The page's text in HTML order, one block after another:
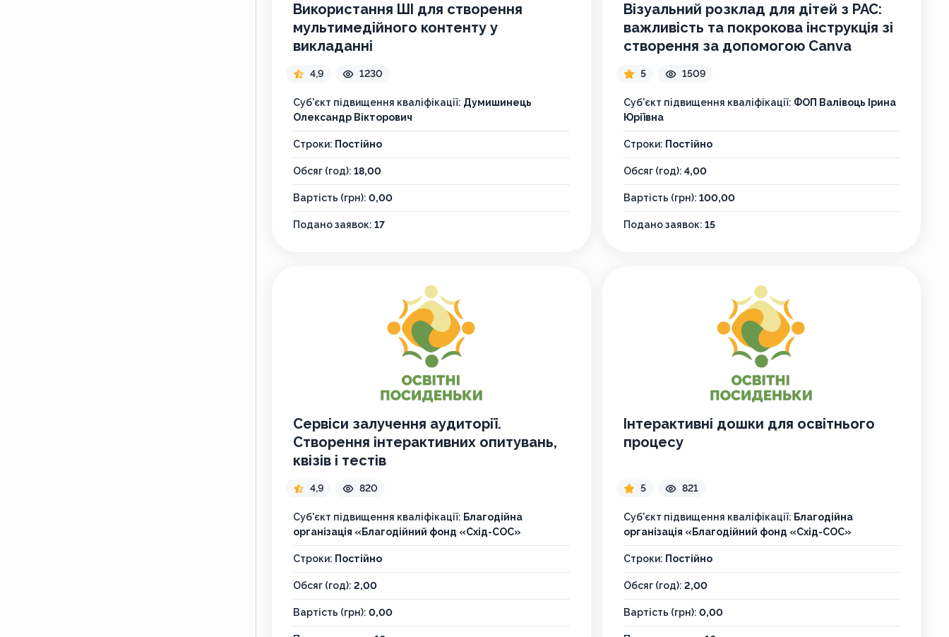
Використання ШІ для створення
мультимедійного контенту у
викладанні
4,9 1230
Суб'єкт підвищення кваліфікації: Думишинець
Олександр Вікторович
Строки: Постійно
Обсяг (год): 18,00
Вартість (грн): 0,00
Подано заявок: 17
Візуальний розклад для дітей з РАС:
важливість та покрокова інструкція зі
створення за допомогою Canva
5 1509
Суб'єкт підвищення кваліфікації: ФОП Валівоць Ірина
Юріївна
Строки: Постійно
Обсяг (год): 4,00
Вартість (грн): 100,00
Подано заявок: 15
Сервіси залучення аудиторії.
Створення інтерактивних опитувань,
квізів і тестів
4,9 820
Суб'єкт підвищення кваліфікації: Благодійна
організація «Благодійний фонд «Схід-СОС»
Строки: Постійно
Обсяг (год): 2,00
Вартість (грн): 0,00
Інтерактивні дошки для освітнього
процесу
5 821
Суб'єкт підвищення кваліфікації: Благодійна
організація «Благодійний фонд «Схід-СОС»
Строки: Постійно
Обсяг (год): 2,00
Вартість (грн): 0,00